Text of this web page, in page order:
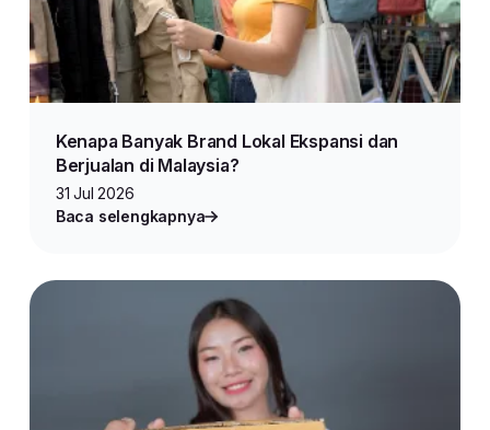
Kenapa Banyak Brand Lokal Ekspansi dan
Berjualan di Malaysia?
31 Jul 2026
Baca selengkapnya